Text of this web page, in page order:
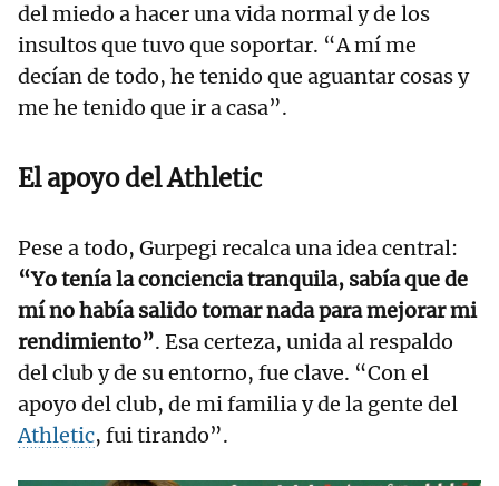
del miedo a hacer una vida normal y de los
insultos que tuvo que soportar. “A mí me
decían de todo, he tenido que aguantar cosas y
me he tenido que ir a casa”.
El apoyo del Athletic
Pese a todo, Gurpegi recalca una idea central:
“Yo tenía la conciencia tranquila, sabía que de
mí no había salido tomar nada para mejorar mi
rendimiento”. Esa certeza, unida al respaldo
del club y de su entorno, fue clave. “Con el
apoyo del club, de mi familia y de la gente del
Athletic, fui tirando”.